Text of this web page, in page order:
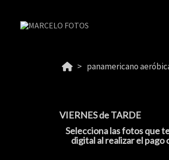
panamericano
VIERNES de TARDE
Selecciona las fotos que
digital al realizar el